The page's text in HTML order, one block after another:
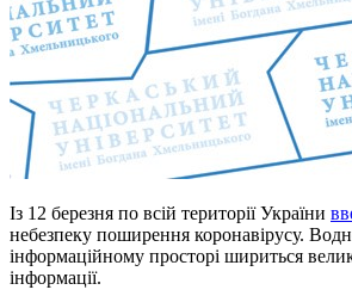
Із 12 березня по всій території України
небезпеку поширення коронавірусу.
інформаційному просторі шириться
інформації.